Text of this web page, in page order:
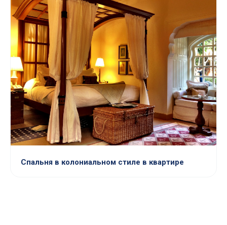
Спальня в колониальном стиле в квартире